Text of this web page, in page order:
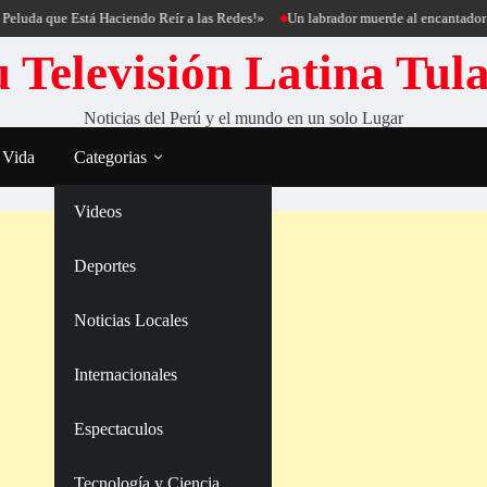
Está Haciendo Reír a las Redes!» Un labrador muerde al encantador de
Televisión Latina
Noticias del Perú y el mundo en un solo Lugar
Categorias
Videos
Deportes
Noticias Locales
Internacionales
Espectaculos
Tecnología y Ciencia